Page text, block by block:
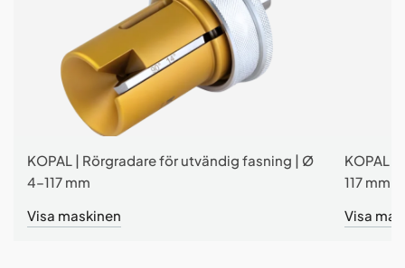
KOPAL | Rörgradare för utvändig fasning | Ø
4–117 mm
Visa maskinen
KOPAL
117 mm
Visa